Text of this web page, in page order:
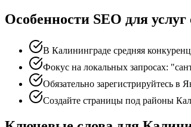
Особенности SEO для
В Калининграде средняя
Фокус на локальных запросах:
Обязательно зарегистрируйтесь
Создайте страницы под районы